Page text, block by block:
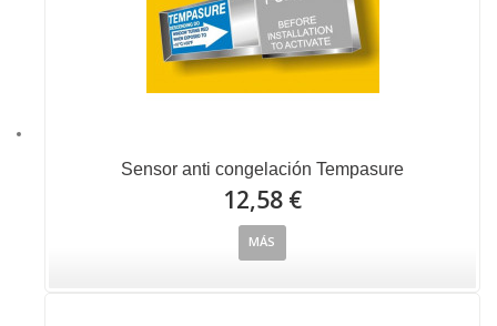
Sensor anti congelación Tempasure
12,58 €
MÁS